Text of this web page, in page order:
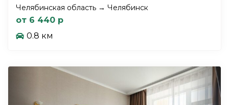
Челябинская область → Челябинск
от 6 440 р
0.8 км